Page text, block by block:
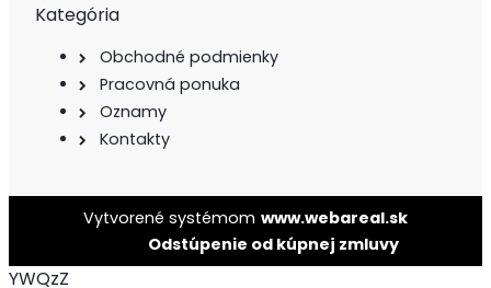
Kategória
Obchodné podmienky
Pracovná ponuka
Oznamy
Kontakty
Vytvorené systémom www.webareal.sk
Odstúpenie od kúpnej zmluvy
YWQzZ